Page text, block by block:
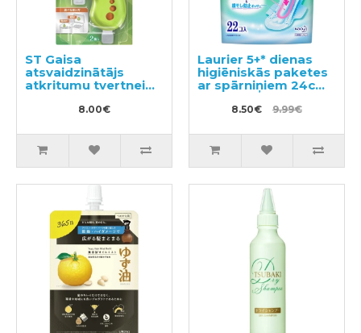
ST Gaisa
atsvaidzinātājs
atkritumu tvertnei
8.00€
Laurier 5+* dienas
higiēniskās paketes
ar spārniņiem 24cm
8.50€ 9.99€